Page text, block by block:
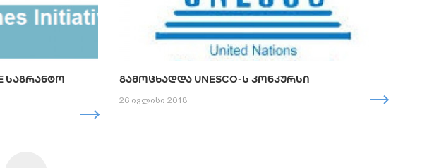
ᲡᲐᲒᲠᲐᲜᲢᲝ
ᲒᲐᲛᲝᲪᲮᲐᲓᲓᲐ UNESCO-Ს ᲙᲝᲜᲙᲣᲠᲡᲘ
26 ივლისი 2018